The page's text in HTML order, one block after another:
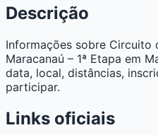
Descrição
Informações sobre Circuito
Maracanaú – 1ª Etapa em
data, local, distâncias,
participar.
Links oficiais